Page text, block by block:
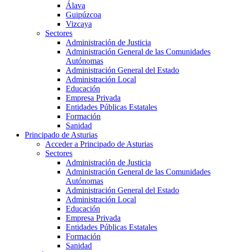
Álava
Guipúzcoa
Vizcaya
Sectores
Administración de Justicia
Administración General de las Comunidades
Autónomas
Administración General del Estado
Administración Local
Educación
Empresa Privada
Entidades Públicas Estatales
Formación
Sanidad
Principado de Asturias
Acceder a Principado de Asturias
Sectores
Administración de Justicia
Administración General de las Comunidades
Autónomas
Administración General del Estado
Administración Local
Educación
Empresa Privada
Entidades Públicas Estatales
Formación
Sanidad